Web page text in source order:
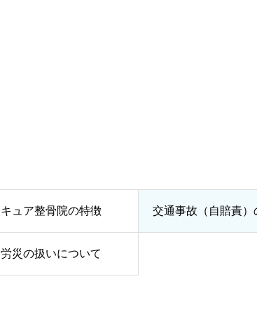
キュア整骨院の特徴 交通事故（自賠責）
労災の扱いについて